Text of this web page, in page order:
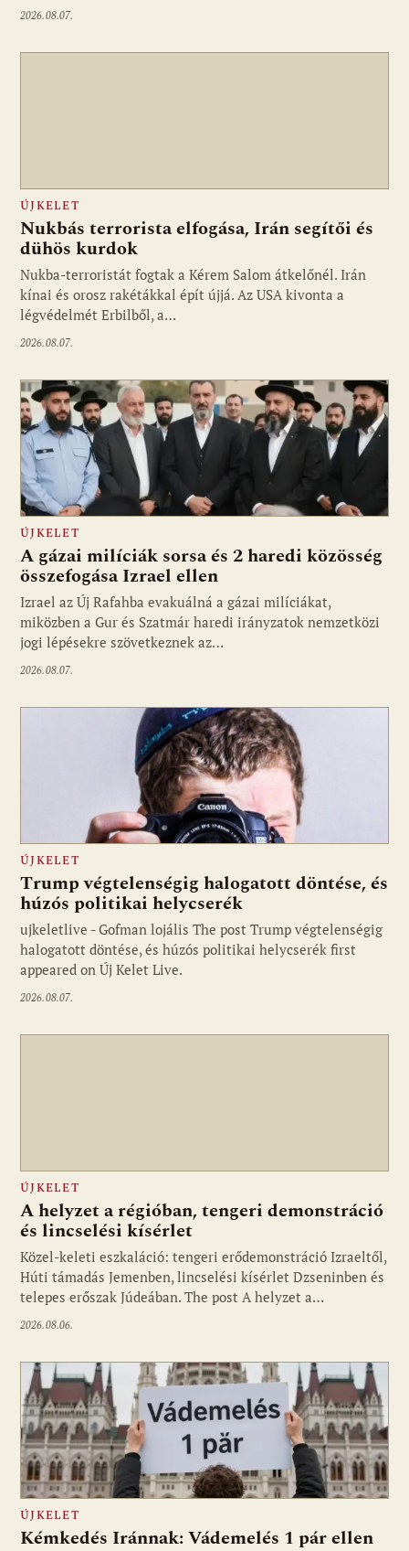
2026.08.07.
ÚJKELET
Nukbás terrorista elfogása, Irán segítői és
dühös kurdok
Nukba-terroristát fogtak a Kérem Salom átkelőnél. Irán
kínai és orosz rakétákkal épít újjá. Az USA kivonta a
légvédelmét Erbilből, a…
2026.08.07.
ÚJKELET
A gázai milíciák sorsa és 2 haredi közösség
összefogása Izrael ellen
Izrael az Új Rafahba evakuálná a gázai milíciákat,
miközben a Gur és Szatmár haredi irányzatok nemzetközi
jogi lépésekre szövetkeznek az…
2026.08.07.
Fotó: ujkelet.live
ÚJKELET
Trump végtelenségig halogatott döntése, és
húzós politikai helycserék
ujkeletlive - Gofman lojális The post Trump végtelenségig
halogatott döntése, és húzós politikai helycserék first
appeared on Új Kelet Live.
2026.08.07.
ÚJKELET
A helyzet a régióban, tengeri demonstráció
és lincselési kísérlet
Közel-keleti eszkaláció: tengeri erődemonstráció Izraeltől,
Húti támadás Jemenben, lincselési kísérlet Dzseninben és
telepes erőszak Júdeában. The post A helyzet a…
2026.08.06.
ÚJKELET
Kémkedés Iránnak: Vádemelés 1 pár ellen